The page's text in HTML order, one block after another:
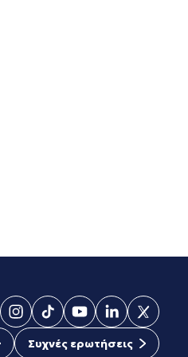
Συχνές ερωτήσεις